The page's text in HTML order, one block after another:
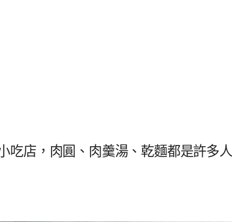
吃店，肉圓、肉羹湯、乾麵都是許多人